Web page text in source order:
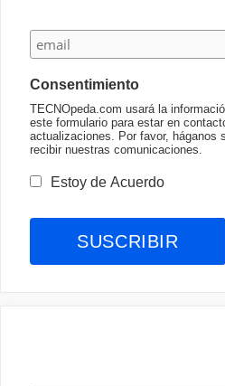
Consentimiento
TECNOpeda.com usará la
este formulario para estar en
actualizaciones. Por favor, háganos
recibir nuestras comunicaciones.
Estoy de Acuerdo